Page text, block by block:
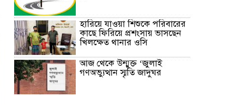
হারিয়ে যাওয়া শিশুকে পরিবারের
কাছে ফিরিয়ে প্রশংসায় ভাসছেন
খিলক্ষেত থানার ওসি
আজ থেকে উন্মুক্ত ‘জুলাই
গণঅভ্যুত্থান স্মৃতি জাদুঘর